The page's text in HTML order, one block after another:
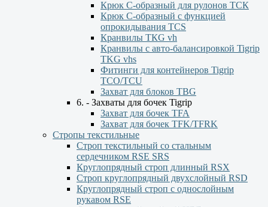
Крюк С-образный для рулонов ТСК
Крюк С-образный с функцией
опрокидывания ТСS
Кранвилы TКG vh
Кранвилы с авто-балансировкой Tigrip
TKG vhs
Фитинги для контейнеров Tigrip
TCO/TCU
Захват для блоков TBG
6. - Захваты для бочек Tigrip
Захват для бочек TFA
Захват для бочек TFK/TFRK
Стропы текстильные
Строп текстильный со стальным
сердечником RSE SRS
Круглопрядный строп длинный RSX
Строп круглопрядный двухслойный RSD
Круглопрядный строп с однослойным
рукавом RSЕ